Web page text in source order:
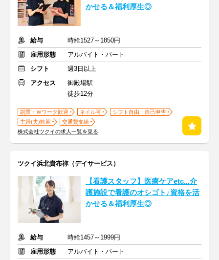
かせる＆福利厚生◎
給与
時給1527～1850円
雇用形態
アルバイト・パート
シフト
週3日以上
アクセス
御殿場駅
徒歩12分
副業・Ｗワーク歓迎 ネイル可
シフト自由・自己申告
主婦(夫)歓迎
交通費支給
株式会社ツクイの求人一覧を見る
ツクイ浜北貴布祢（デイサービス）
【看護スタッフ】医療ケアetc...介
護施設で看護のオシゴト♪資格を活
かせる＆福利厚生◎
給与
時給1457～1999円
雇用形態
アルバイト・パート